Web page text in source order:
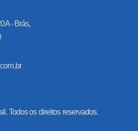
- Brás,
Todos os direitos reservados.